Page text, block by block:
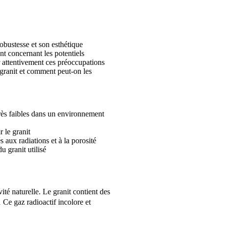
et son esthétique
concernant les potentiels
ces préoccupations
et comment peut-on les
faibles dans un environnement
le granit
aux radiations et à la porosité
granit utilisé
naturelle. Le granit contient des
Ce gaz radioactif incolore et